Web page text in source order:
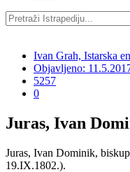
Ivan Grah, Istarska
Objavljeno:
5257
0
Juras, Ivan
Juras, Ivan Dominik,
19.IX.1802.).